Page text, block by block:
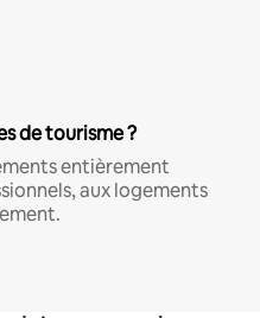
de tourisme ?
entièrement
aux logements